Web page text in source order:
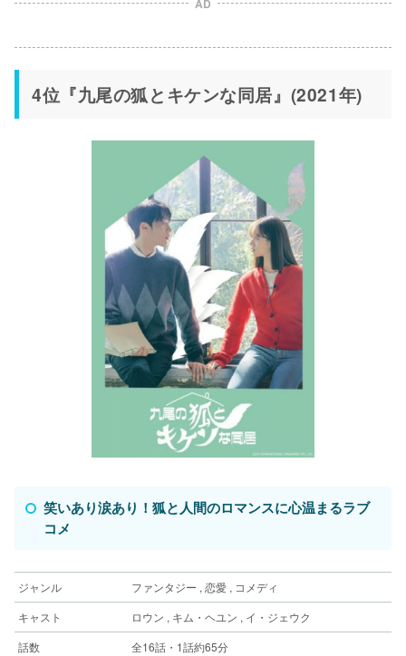
4位『九尾の狐とキケンな同居』(2021年)
笑いあり涙あり！狐と人間のロマンスに心温まるラブ
コメ
ジャンル
ファンタジー , 恋愛 , コメディ
キャスト
ロウン , キム・ヘユン , イ・ジェウク
話数
全16話・1話約65分